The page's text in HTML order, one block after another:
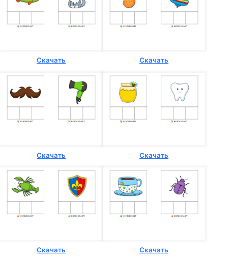
Скачать Скачать
Скачать Скачать
Скачать Скачать